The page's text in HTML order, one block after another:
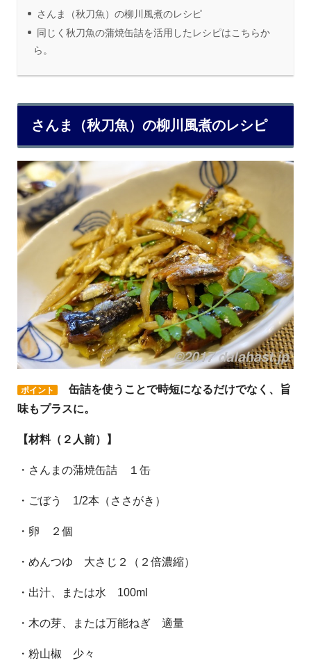
さんま（秋刀魚）の柳川風煮のレシピ
同じく秋刀魚の蒲焼缶詰を活用したレシピはこちらか
ら。
さんま（秋刀魚）の柳川風煮のレシピ
ポイント
缶詰を使うことで時短になるだけでなく、旨
味もプラスに。
【材料（２人前）】
・さんまの蒲焼缶詰 １缶
・ごぼう 1/2本（ささがき）
・卵 ２個
・めんつゆ 大さじ２（２倍濃縮）
・出汁、または水 100ml
・木の芽、または万能ねぎ 適量
・粉山椒 少々